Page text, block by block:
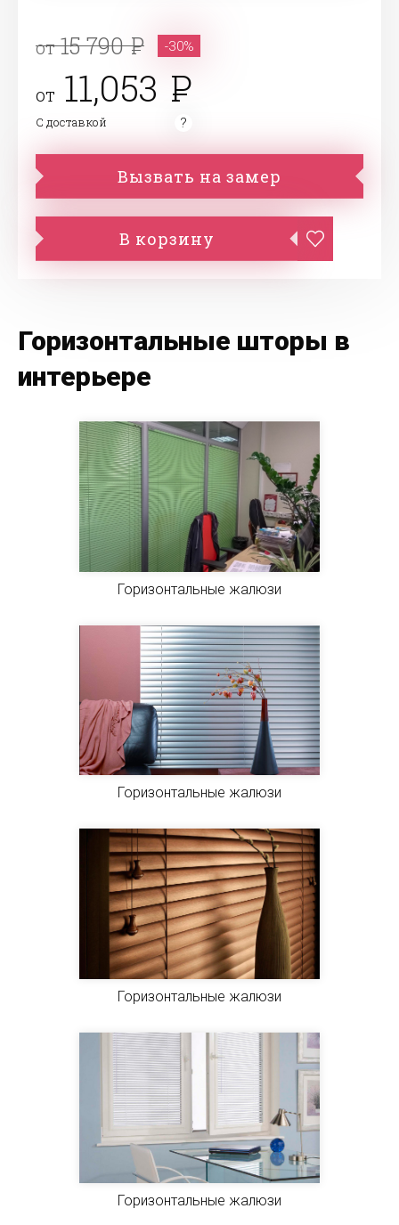
от15 790 -30%
от 11,053
С доставкой
Вызвать на замер
В корзину
Горизонтальные шторы в
интерьере
Горизонтальные жалюзи
Горизонтальные жалюзи
Горизонтальные жалюзи
Горизонтальные жалюзи